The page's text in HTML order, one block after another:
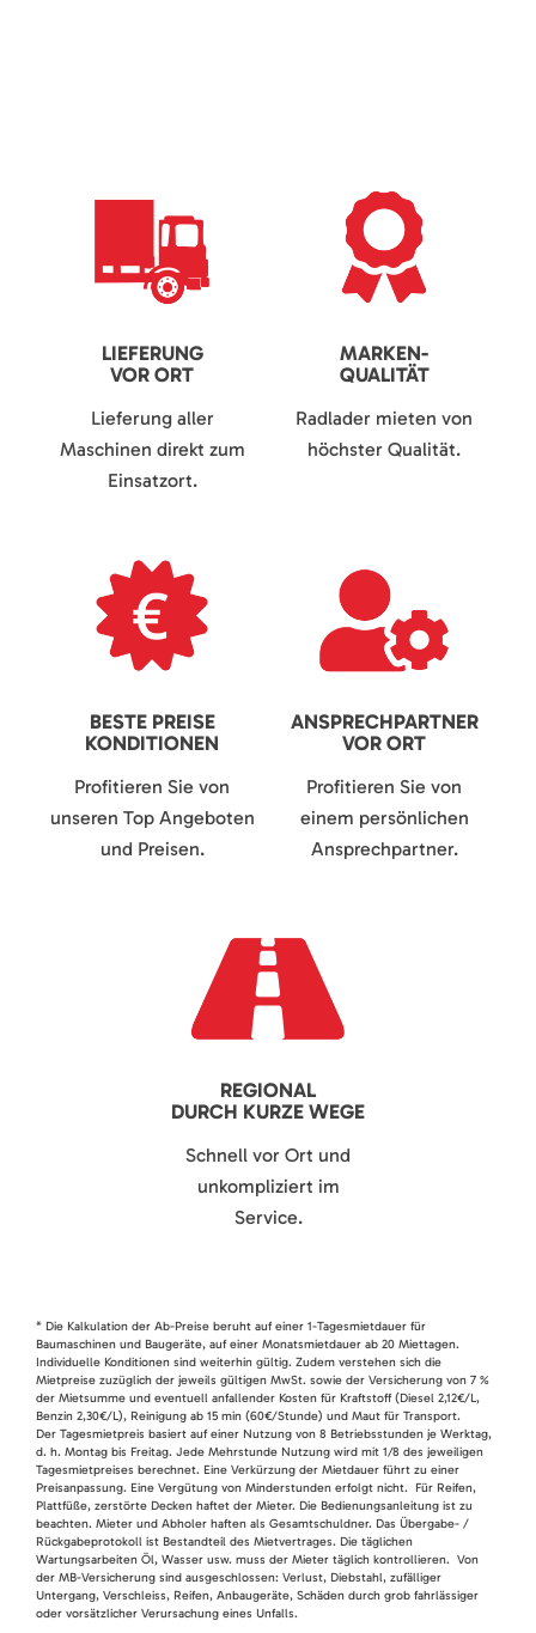
LIEFERUNG
VOR ORT
Lieferung aller
Maschinen direkt zum
Einsatzort.
MARKEN-
QUALITÄT
Radlader mieten von
höchster Qualität.
BESTE PREISE
KONDITIONEN
Profitieren Sie von
unseren Top Angeboten
und Preisen.
ANSPRECHPARTNER
VOR ORT
Profitieren Sie von
einem persönlichen
Ansprechpartner.
REGIONAL
DURCH KURZE WEGE
Schnell vor Ort und
unkompliziert im
Service.
* Die Kalkulation der Ab-Preise beruht auf einer 1-Tagesmietdauer für
Baumaschinen und Baugeräte, auf einer Monatsmietdauer ab 20 Miettagen.
Individuelle Konditionen sind weiterhin gültig. Zudem verstehen sich die
Mietpreise zuzüglich der jeweils gültigen MwSt. sowie der Versicherung von 7 %
der Mietsumme und eventuell anfallender Kosten für Kraftstoff (Diesel 2,12€/L,
Benzin 2,30€/L), Reinigung ab 15 min (60€/Stunde) und Maut für Transport.
Der Tagesmietpreis basiert auf einer Nutzung von 8 Betriebsstunden je Werktag,
d. h. Montag bis Freitag. Jede Mehrstunde Nutzung wird mit 1/8 des jeweiligen
Tagesmietpreises berechnet. Eine Verkürzung der Mietdauer führt zu einer
Preisanpassung. Eine Vergütung von Minderstunden erfolgt nicht. Für Reifen,
Plattfüße, zerstörte Decken haftet der Mieter. Die Bedienungsanleitung ist zu
beachten. Mieter und Abholer haften als Gesamtschuldner. Das Übergabe- /
Rückgabeprotokoll ist Bestandteil des Mietvertrages. Die täglichen
Wartungsarbeiten Öl, Wasser usw. muss der Mieter täglich kontrollieren. Von
der MB-Versicherung sind ausgeschlossen: Verlust, Diebstahl, zufälliger
Untergang, Verschleiss, Reifen, Anbaugeräte, Schäden durch grob fahrlässiger
oder vorsätzlicher Verursachung eines Unfalls.